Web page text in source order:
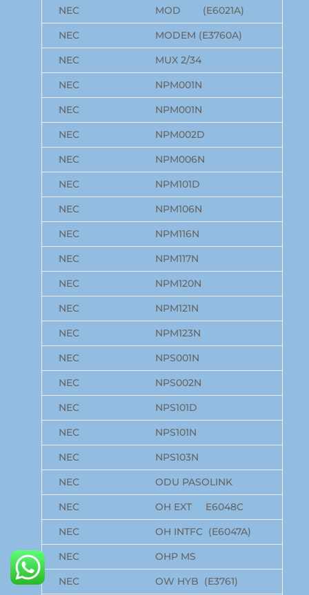
NEC
MOD (E6021A)
NEC
MODEM (E3760A)
NEC
MUX 2/34
NEC
NPM001N
NEC
NPM001N
NEC
NPM002D
NEC
NPM006N
NEC
NPM101D
NEC
NPM106N
NEC
NPM116N
NEC
NPM117N
NEC
NPM120N
NEC
NPM121N
NEC
NPM123N
NEC
NPS001N
NEC
NPS002N
NEC
NPS101D
NEC
NPS101N
NEC
NPS103N
NEC
ODU PASOLINK
NEC
OH EXT E6048C
NEC
OH INTFC (E6047A)
NEC
OHP MS
NEC
OW HYB (E3761)